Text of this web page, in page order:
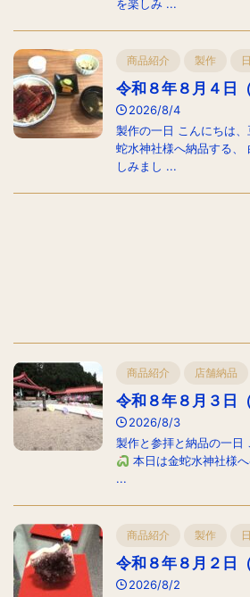
を楽しみ ...
商品紹介 製作
令和８年８月４日（
2026/8/4
製作の一日 こんにちは
蛇水神社様へ納品する、
しみまし ...
商品紹介 店舗納品
令和８年８月３日（
2026/8/3
製作と参拝と納品の一日
本日は金蛇水神社様
...
商品紹介 製作
令和８年８月２日（
2026/8/2